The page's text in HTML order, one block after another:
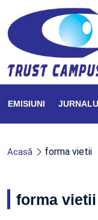
EMISIUNI
Acasă forma vietii
forma vietii